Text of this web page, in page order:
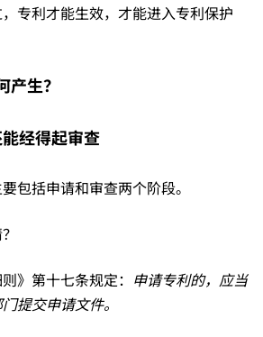
专利才能生效，才能进入专利保护
产生？
经得起审查
包括申请和审查两个阶段。
》第十七条规定： 申请专利的，应当
提交申请文件。